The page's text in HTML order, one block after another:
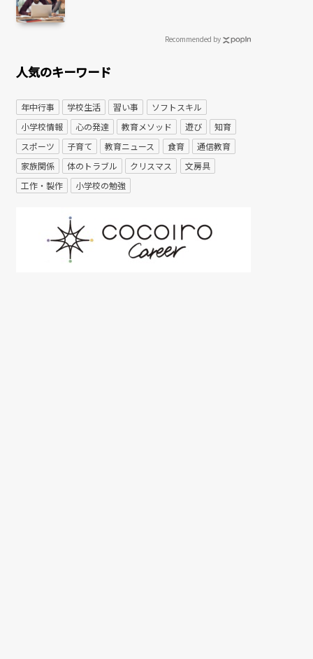
Recommended by
人気のキーワード
年中行事 学校生活 習い事
ソフトスキル
小学校情報
心の発達 教育メソッド 遊び
知育
スポーツ
子育て 教育ニュース 食育
通信教育
家族関係
体のトラブル クリスマス
文房具
工作・製作
小学校の勉強